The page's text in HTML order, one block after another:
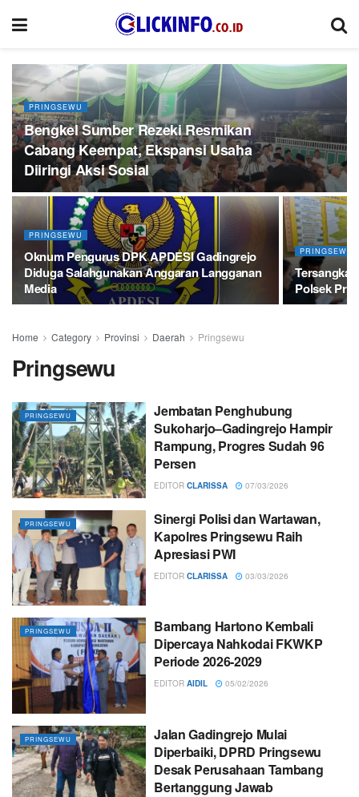
PRINGSEWU
Bengkel Sumber Rezeki Resmikan
Cabang Keempat, Ekspansi Usaha
Diiringi Aksi Sosial
PRINGSEWU
Oknum Pengurus DPK APDESI Gadingrejo
Diduga Salahgunakan Anggaran Langganan
Media
PRINGSEWU
Tersangka
Polsek
Home Category Provinsi Daerah Pringsewu
Pringsewu
PRINGSEWU
Jembatan Penghubung
Sukoharjo–Gadingrejo Hampir
Rampung, Progres Sudah 96
Persen
EDITOR CLARISSA 07/03/2026
PRINGSEWU
Sinergi Polisi dan Wartawan,
Kapolres Pringsewu Raih
Apresiasi PWI
EDITOR CLARISSA 03/03/2026
PRINGSEWU
Bambang Hartono Kembali
Dipercaya Nahkodai FKWKP
Periode 2026-2029
EDITOR AIDIL 05/02/2026
PRINGSEWU
Jalan Gadingrejo Mulai
Diperbaiki, DPRD Pringsewu
Desak Perusahaan Tambang
Bertanggung Jawab